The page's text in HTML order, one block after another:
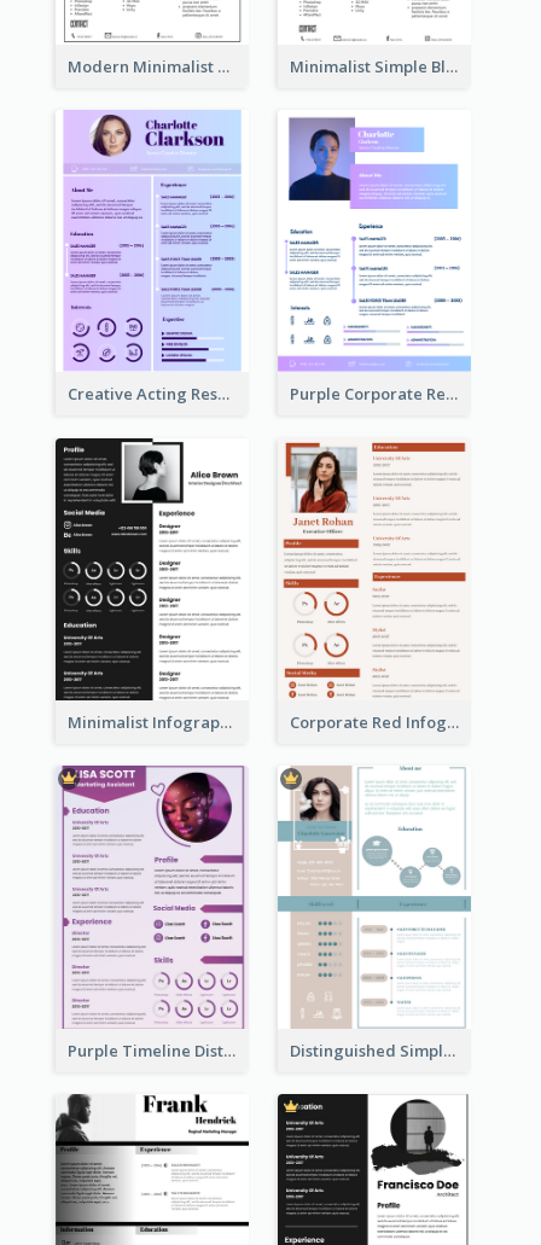
Modern Minimalist Black Color Resume Minimalist Simple Black Resume
Creative Acting Resume Purple Corporate Resume
Minimalist Infographic Resume Corporate Red Infographic Resume
Purple Timeline Distinguished Resume Distinguished Simple Professional Resume